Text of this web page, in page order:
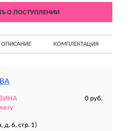
О ПОСТУПЛЕНИИ
ОПИСАНИЕ КОМПЛЕКТАЦИЯ
0 руб.
6, стр. 1)